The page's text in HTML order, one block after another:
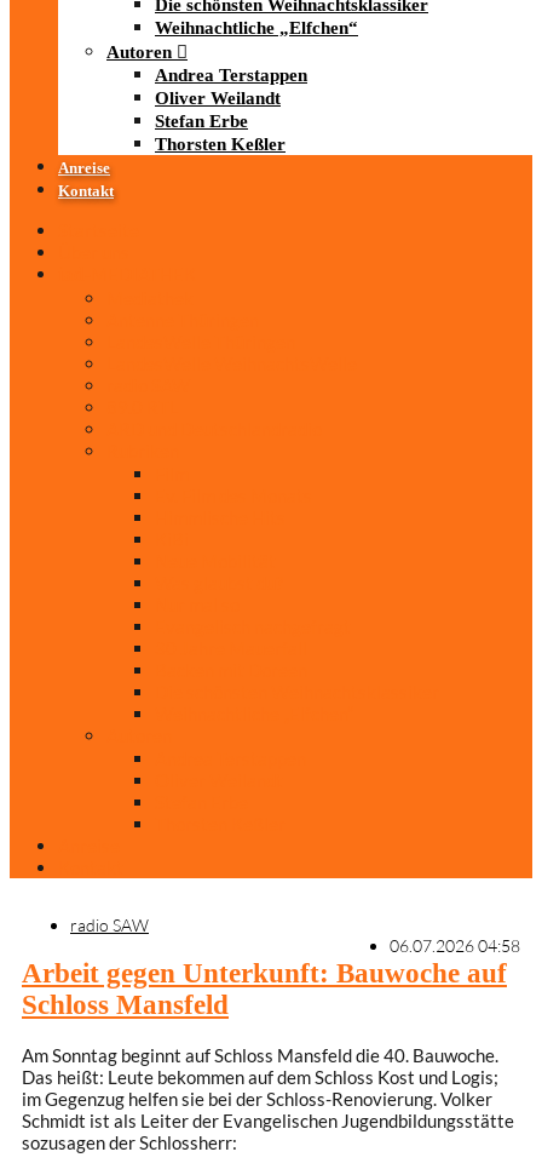
Die schönsten Weihnachtsklassiker
Weihnachtliche „Elfchen“
Autoren
Andrea Terstappen
Oliver Weilandt
Stefan Erbe
Thorsten Keßler
Anreise
Kontakt
radio SAW
06.07.2026 04:58
Arbeit gegen Unterkunft: Bauwoche auf
Schloss Mansfeld
Am Sonntag beginnt auf Schloss Mansfeld die 40. Bauwoche.
Das heißt: Leute bekommen auf dem Schloss Kost und Logis;
im Gegenzug helfen sie bei der Schloss-Renovierung. Volker
Schmidt ist als Leiter der Evangelischen Jugendbildungsstätte
sozusagen der Schlossherr: